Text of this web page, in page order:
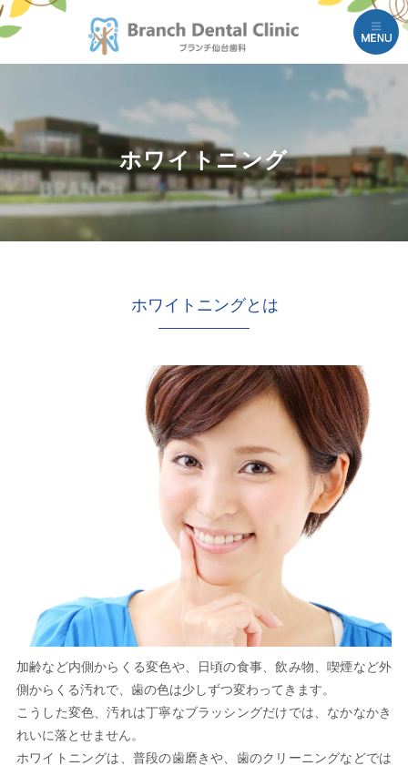
ホワイトニング
ホワイトニングとは
加齢など内側からくる変色や、日頃の食事、飲み物、喫煙など外
側からくる汚れで、歯の色は少しずつ変わってきます。
こうした変色、汚れは丁寧なブラッシングだけでは、なかなかき
れいに落とせません。
ホワイトニングは、普段の歯磨きや、歯のクリーニングなどでは